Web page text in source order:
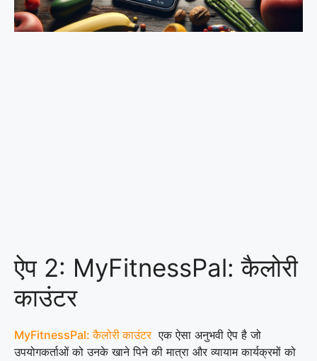
ऐप 2: MyFitnessPal: कैलोरी
काउंटर
MyFitnessPal: कैलोरी काउंटरएक ऐसा अनुभवी ऐप है जो
उपयोगकर्ताओं को उनके खाने पिने की मात्रा और व्यायाम कार्यक्रमों को